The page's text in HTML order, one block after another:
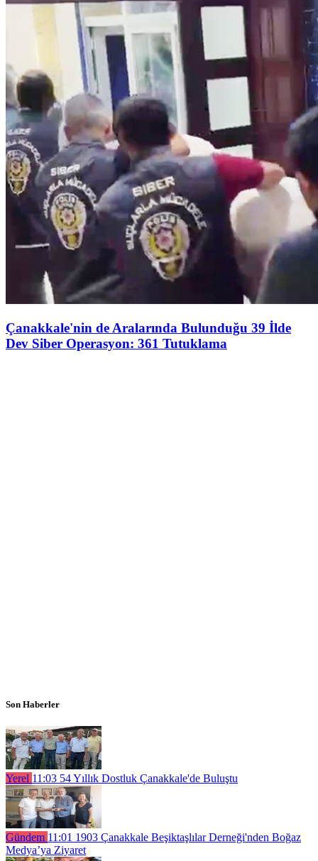
Çanakkale'nin de Aralarında Bulunduğu 39 İlde
Dev Siber Operasyon: 361 Tutuklama
Son Haberler
Yerel 11:03 54 Yıllık Dostluk Çanakkale'de Buluştu
Gündem 11:01 1903 Çanakkale Beşiktaşlılar Derneği'nden Boğaz
Medya’ya Ziyaret